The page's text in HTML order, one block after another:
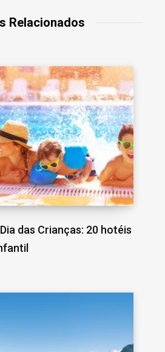
Relacionados
das Crianças: 20 hotéis